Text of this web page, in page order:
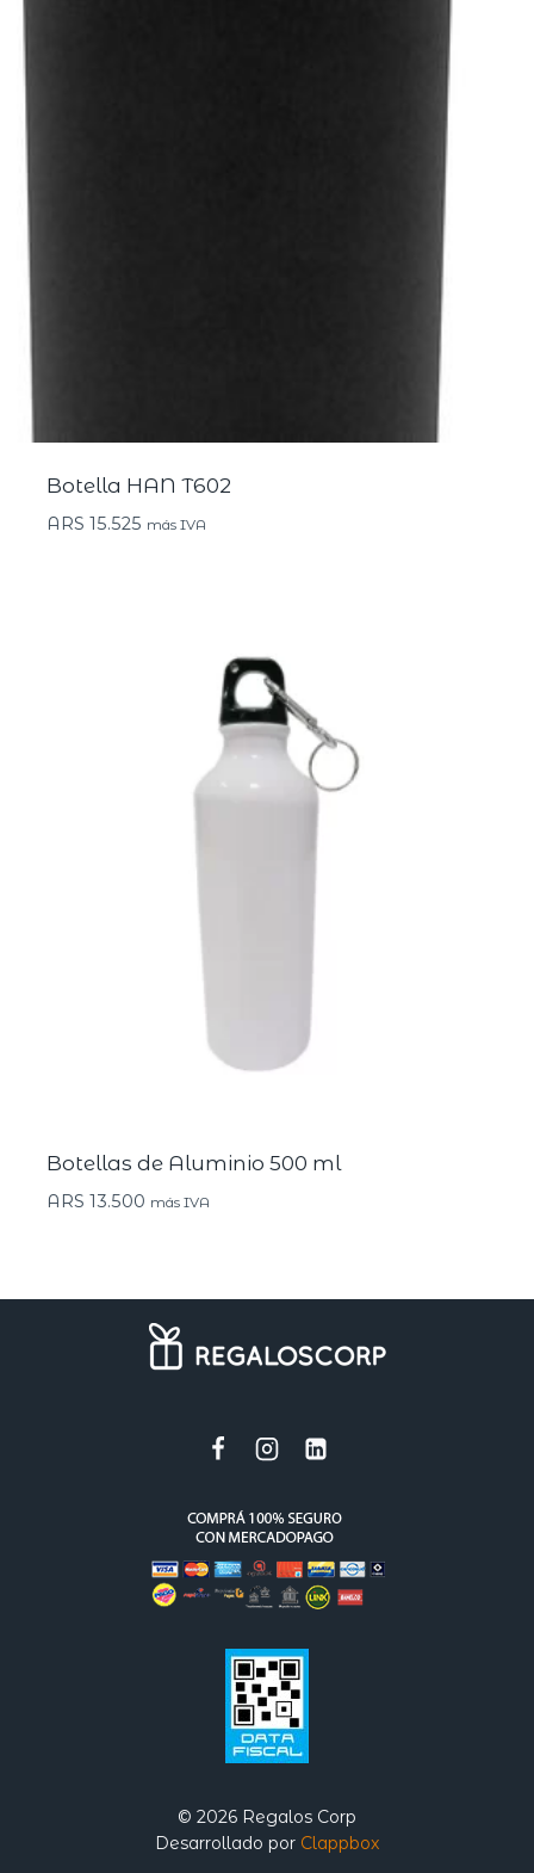
Botella HAN T602
ARS 15.525 más IVA
Botellas de Aluminio 500 ml
ARS 13.500 más IVA
© 2026 Regalos Corp
Desarrollado por Clappbox